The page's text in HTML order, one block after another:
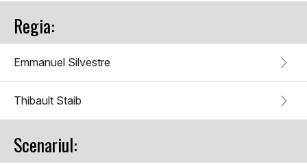
Regia:
Emmanuel Silvestre
Thibault Staib
Scenariul: